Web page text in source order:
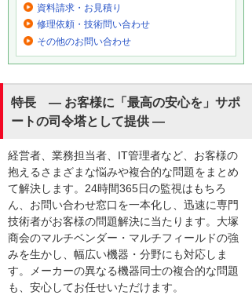
資料請求・お見積り
修理依頼・技術問い合わせ
その他のお問い合わせ
特長 ― お客様に「最高の安心を」サポ
ートの司令塔として提供 ―
経営者、業務担当者、IT管理者など、お客様の
抱えるさまざまな悩みや複合的な問題をまとめ
て解決します。24時間365日の監視はもちろ
ん、お問い合わせ窓口を一本化し、迅速に専門
技術者がお客様の問題解決に当たります。大塚
商会のマルチベンダー・マルチフィールドの強
みを生かし、幅広い機器・分野にも対応しま
す。メーカーの異なる機器同士の複合的な問題
も、安心してお任せいただけます。